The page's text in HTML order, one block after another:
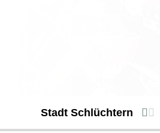
Stadt Schlüchtern